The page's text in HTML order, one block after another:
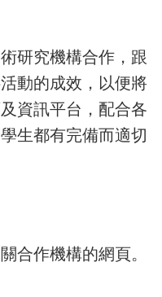
研究機構合作，跟
動的成效，以便將
資訊平台，配合各
生都有完備而適切
合作機構的網頁。